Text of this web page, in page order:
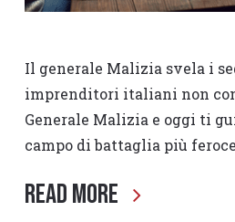
Il generale Malizia svela i
imprenditori italiani non
Generale Malizia e oggi ti
campo di battaglia più
Read More